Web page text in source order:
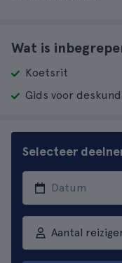
Wat is
Koetsrit
Gids voor
Selecteer
Aantal